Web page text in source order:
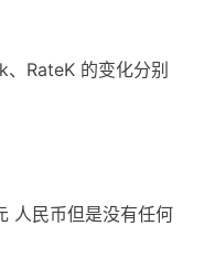
RateK 的变化分别
人民币但是没有任何